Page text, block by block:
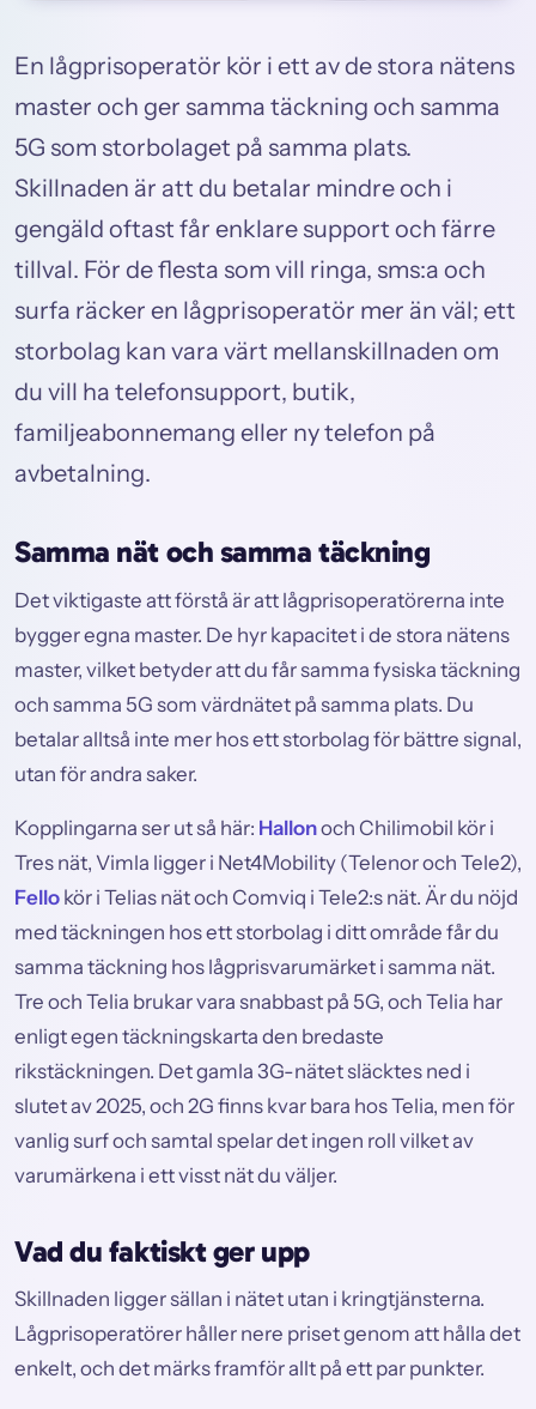
En lågprisoperatör kör i ett av de stora nätens
master och ger samma täckning och samma
5G som storbolaget på samma plats.
Skillnaden är att du betalar mindre och i
gengäld oftast får enklare support och färre
tillval. För de flesta som vill ringa, sms:a och
surfa räcker en lågprisoperatör mer än väl; ett
storbolag kan vara värt mellanskillnaden om
du vill ha telefonsupport, butik,
familjeabonnemang eller ny telefon på
avbetalning.
Samma nät och samma täckning
Det viktigaste att förstå är att lågprisoperatörerna inte
bygger egna master. De hyr kapacitet i de stora nätens
master, vilket betyder att du får samma fysiska täckning
och samma 5G som värdnätet på samma plats. Du
betalar alltså inte mer hos ett storbolag för bättre signal,
utan för andra saker.
Kopplingarna ser ut så här: Hallonoch Chilimobil kör i
Tres nät, Vimla ligger i Net4Mobility (Telenor och Tele2),
Fello kör i Telias nät och Comviq i Tele2:s nät. Är du nöjd
med täckningen hos ett storbolag i ditt område får du
samma täckning hos lågprisvarumärket i samma nät.
Tre och Telia brukar vara snabbast på 5G, och Telia har
enligt egen täckningskarta den bredaste
rikstäckningen. Det gamla 3G-nätet släcktes ned i
slutet av 2025, och 2G finns kvar bara hos Telia, men för
vanlig surf och samtal spelar det ingen roll vilket av
varumärkena i ett visst nät du väljer.
Vad du faktiskt ger upp
Skillnaden ligger sällan i nätet utan i kringtjänsterna.
Lågprisoperatörer håller nere priset genom att hålla det
enkelt, och det märks framför allt på ett par punkter.